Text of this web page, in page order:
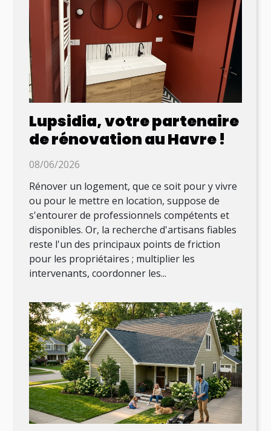
Lupsidia, votre partenaire
de rénovation au Havre !
08/06/2026
Rénover un logement, que ce soit pour y vivre
ou pour le mettre en location, suppose de
s'entourer de professionnels compétents et
disponibles. Or, la recherche d'artisans fiables
reste l'un des principaux points de friction
pour les propriétaires ; multiplier les
intervenants, coordonner les...